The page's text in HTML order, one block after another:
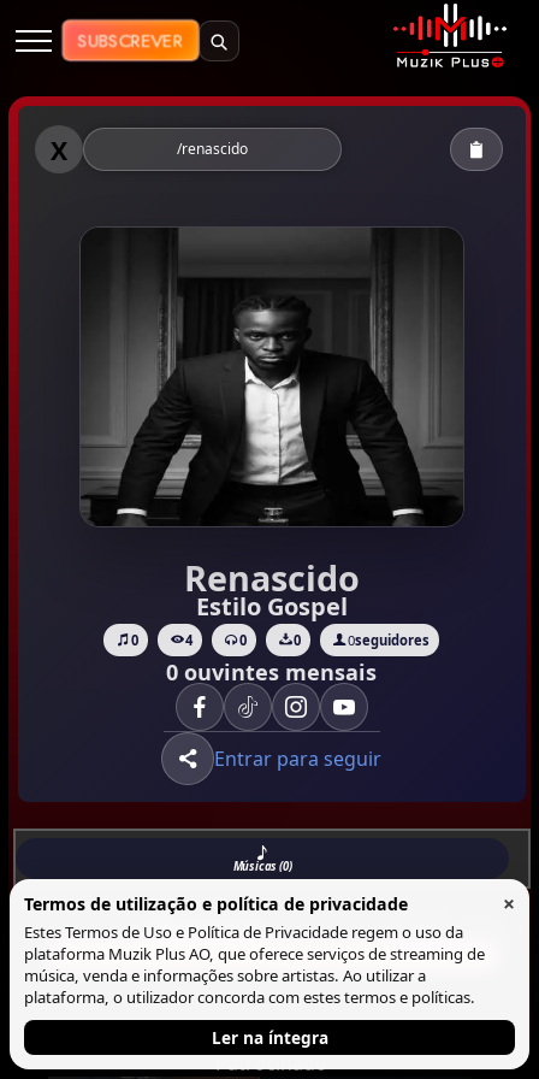
Muzik Plus AO - Streaming de
SUBSCREVER
Muzik Plus AO - Renascido
X /renascido
Renascido
Estilo Gospel
0 4 0 0 0seguidores
0 ouvintes mensais
Entrar para seguir
Músicas (0)
Musicas Lista
Blocos
Não há Musica neste perfil.
Patrocinado
Termos de utilização e política de privacidade ×
Estes Termos de Uso e Política de Privacidade regem o uso da
plataforma Muzik Plus AO, que oferece serviços de streaming de
música, venda e informações sobre artistas. Ao utilizar a
plataforma, o utilizador concorda com estes termos e políticas.
Ler na íntegra